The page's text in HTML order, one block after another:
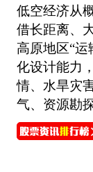
低空经济从
借长距离、
高原地区“
化设计能力
情、水旱灾
气、资源勘